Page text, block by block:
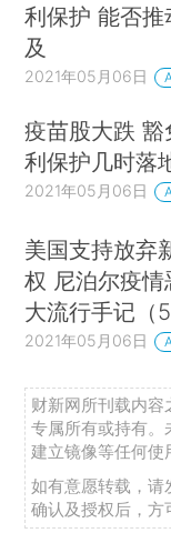
利保护 能否
及
2021年05月06日
疫苗股大跌
利保护几时落
2021年05月06日
美国支持放弃
权 尼泊尔疫情
大流行手记（5
2021年05月06日
财新网所刊载内容
专属所有或持有。
建立镜像等任何使
如有意愿转载，请
确认及授权后，方